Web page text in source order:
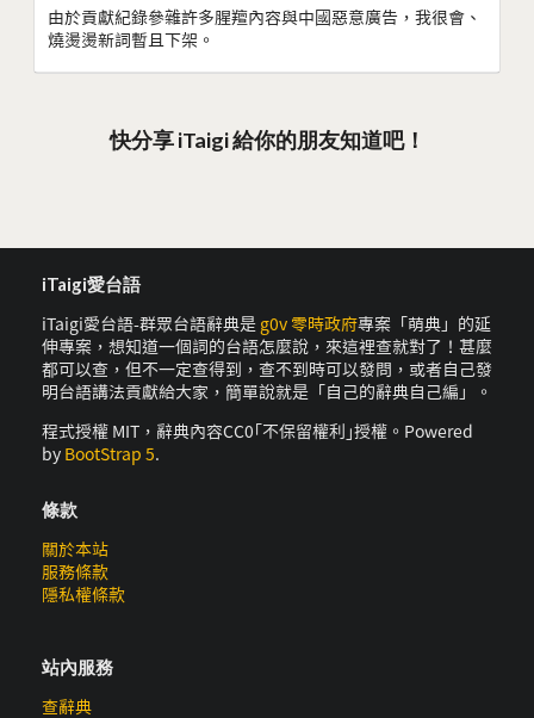
由於貢獻紀錄參雜許多腥羶內容與中國惡意廣告，我很會、
燒燙燙新詞暫且下架。
快分享 iTaigi 給你的朋友知道吧！
iTaigi愛台語
iTaigi愛台語-群眾台語辭典是 g0v 零時政府專案「萌典」的延
伸專案，想知道一個詞的台語怎麼說，來這裡查就對了！甚麼
都可以查，但不一定查得到，查不到時可以發問，或者自己發
明台語講法貢獻給大家，簡單說就是「自己的辭典自己編」。
程式授權 MIT，辭典內容CC0｢不保留權利｣授權。Powered
by BootStrap 5.
條款
關於本站
服務條款
隱私權條款
站內服務
查辭典